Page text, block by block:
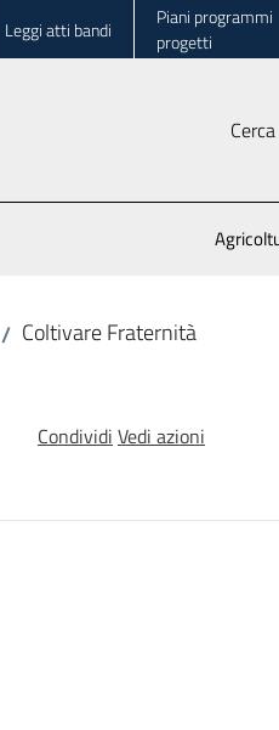
Leggi atti bandi
Piani programmi
progetti
Cerca
/ Coltivare Fraternità
Condividi Vedi azioni